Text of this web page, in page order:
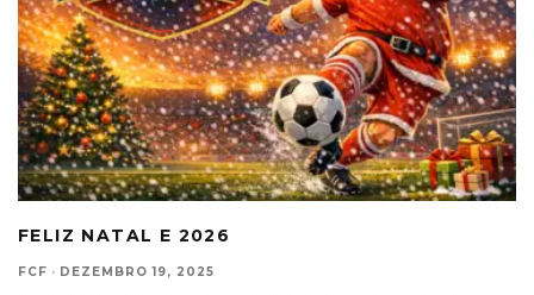
FELIZ NATAL E 2026
FCF · DEZEMBRO 19, 2025